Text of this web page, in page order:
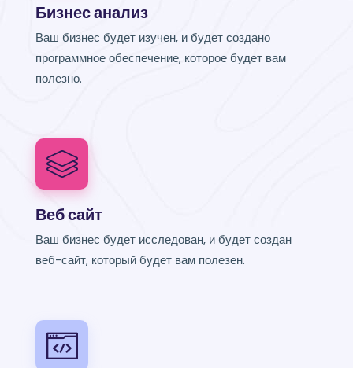
Бизнес анализ
Ваш бизнес будет изучен, и будет создано
программное обеспечение, которое будет вам
полезно.
Веб сайт
Ваш бизнес будет исследован, и будет создан
веб-сайт, который будет вам полезен.